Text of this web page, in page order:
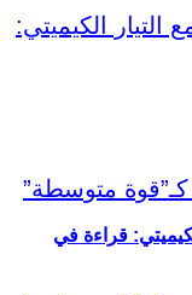
قراءة في